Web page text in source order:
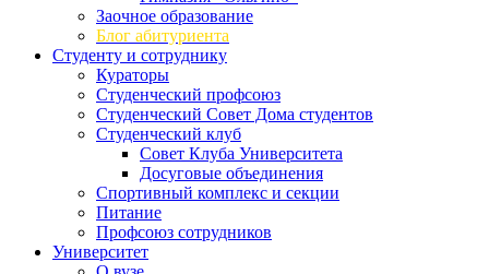
Заочное образование
Блог абитуриента
Студенту и сотруднику
Кураторы
Студенческий профсоюз
Студенческий Совет Дома студентов
Студенческий клуб
Совет Клуба Университета
Досуговые объединения
Спортивный комплекс и секции
Питание
Профсоюз сотрудников
Университет